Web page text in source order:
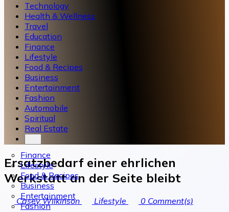
Technology
Health & Wellness
Travel
Education
Finance
Lifestyle
Food & Recipes
Business
Entertainment
Fashion
Automobile
Spiritual
Real Estate
Finance
Lifestyle
Food & Recipes
Business
Entertainment
Fashion
Ersatzbedarf einer ehrlichen
Werkstatt an der Seite bleibt
Casey Wilkinson Lifestyle 0 Comment(s)